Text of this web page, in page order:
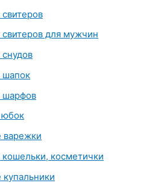
свитеров для мужчин
шапок
шарфов
юбок
варежки
кошельки, косметички
купальники